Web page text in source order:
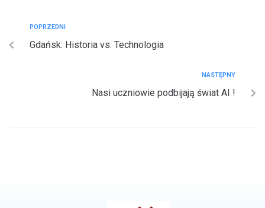
POPRZEDNI
Gdańsk: Historia vs. Technologia
NASTĘPNY
Nasi uczniowie podbijają świat AI !